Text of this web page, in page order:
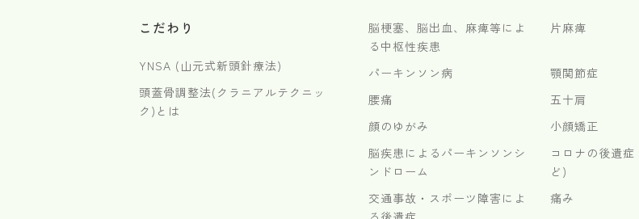
こだわり
YNSA (山元式新頭針療法)
頭蓋骨調整法(クラニアルテクニッ
ク)とは
脳梗塞、脳出血、麻痺等によ
る中枢性疾患
片麻痺
パーキンソン病
顎関節症
腰痛
五十肩
顔のゆがみ
小顔矯正
脳疾患によるパーキンソンシ
ンドローム
コロナの後遺
ど)
交通事故・スポーツ障害によ
痛み